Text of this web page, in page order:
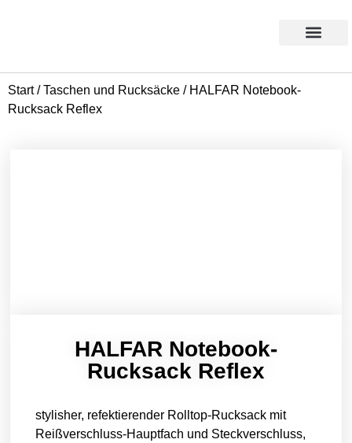
Start/Taschen und Rucksäcke / HALFAR Notebook-
Rucksack Reflex
HALFAR Notebook-
Rucksack Reflex
stylisher, refektierender Rolltop-Rucksack mit
Reißverschluss-Hauptfach und Steckverschluss,